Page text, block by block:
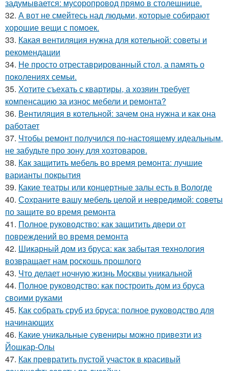
задумывается: мусоропровод прямо в столешнице.
32. А вот не смейтесь над людьми, которые собирают
хорошие вещи с помоек.
33. Какая вентиляция нужна для котельной: советы и
рекомендации
34. Не просто отреставрированный стол, а память о
поколениях семьи.
35. Хотите съехать с квартиры, а хозяин требует
компенсацию за износ мебели и ремонта?
36. Вентиляция в котельной: зачем она нужна и как она
работает
37. Чтобы ремонт получился по-настоящему идеальным,
не забудьте про зону для хозтоваров.
38. Как защитить мебель во время ремонта: лучшие
варианты покрытия
39. Какие театры или концертные залы есть в Вологде
40. Сохраните вашу мебель целой и невредимой: советы
по защите во время ремонта
41. Полное руководство: как защитить двери от
повреждений во время ремонта
42. Шикарный дом из бруса: как забытая технология
возвращает нам роскошь прошлого
43. Что делает ночную жизнь Москвы уникальной
44. Полное руководство: как построить дом из бруса
своими руками
45. Как собрать сруб из бруса: полное руководство для
начинающих
46. Какие уникальные сувениры можно привезти из
Йошкар-Олы
47. Как превратить пустой участок в красивый